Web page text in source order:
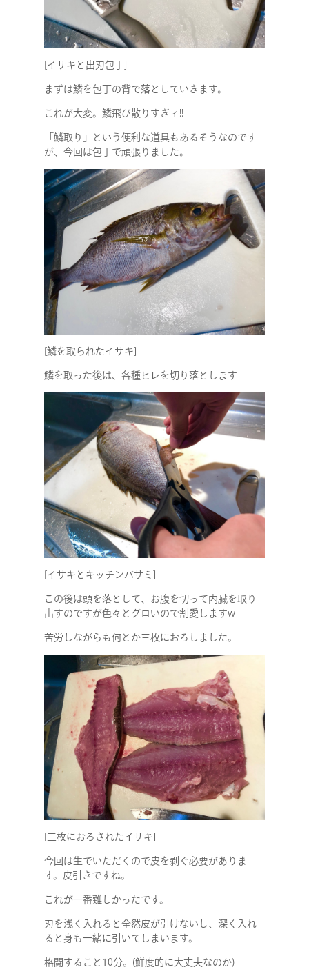
[イサキと出刃包丁]
まずは鱗を包丁の背で落としていきます。
これが大変。鱗飛び散りすぎィ!!
「鱗取り」という便利な道具もあるそうなのです
が、今回は包丁で頑張りました。
[鱗を取られたイサキ]
鱗を取った後は、各種ヒレを切り落とします
[イサキとキッチンバサミ]
この後は頭を落として、お腹を切って内臓を取り
出すのですが色々とグロいので割愛しますw
苦労しながらも何とか三枚におろしました。
[三枚におろされたイサキ]
今回は生でいただくので皮を剥ぐ必要がありま
す。皮引きですね。
これが一番難しかったです。
刃を浅く入れると全然皮が引けないし、深く入れ
ると身も一緒に引いてしまいます。
格闘すること10分。(鮮度的に大丈夫なのか)